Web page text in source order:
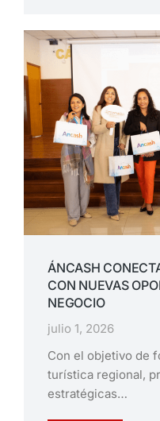
ÁNCASH
CON NUEVAS
NEGOCIO
julio 1, 2026
Con el objetivo de
turística regional,
estratégicas…